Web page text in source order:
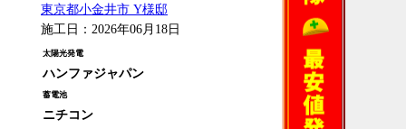
東京都小金井市 Y様邸
施工日：2026年06月18日
太陽光発電
ハンファジャパン
蓄電池
ニチコン